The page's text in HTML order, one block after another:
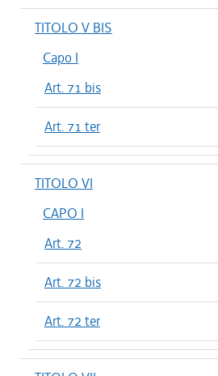
TITOLO V BIS
Capo I
Art. 71 bis
Art. 71 ter
TITOLO VI
CAPO I
Art. 72
Art. 72 bis
Art. 72 ter